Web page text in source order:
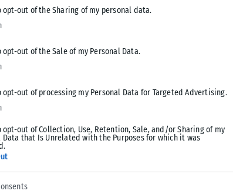
opt-out of the Sharing of my personal data.
opt-out of the Sale of my Personal Data.
opt-out of processing my Personal Data for Targeted Advertising.
opt-out of Collection, Use, Retention, Sale, and/or Sharing of my
Data that Is Unrelated with the Purposes for which it was
στο δημοτικό, εκτός ίσως από το προάστιο όπου
σκληρά; Δύσκολα ερωτήματα για να τα απαντήσω εγώ
άρχισε σιγά σιγά να μεταμορφώνεται μπροστά στα
για το τι συνέβαινε, ήρθε αμέσως στις
πάντα έναν δικό της τρόπο να διεκδικεί το δίκιο της
Το σίγουρο είναι πως δεν ανέχεται την
που μεγάλωσε, και η Αγγελική. Αυτό το μοναδικό
γραμμές σε αυτά που διεκδικείς, αλλά και σε αυτά